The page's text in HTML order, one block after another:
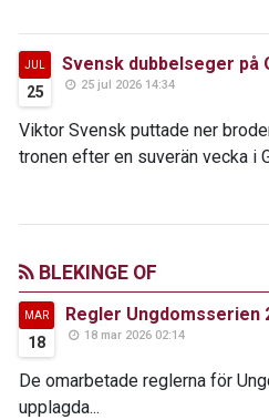
JUL
25
Svensk dubbelseger på
25 jul 2026 14:34
Viktor Svensk puttade ner
tronen efter en suverän vecka i
BLEKINGE OF
MAR
18
Regler Ungdomsserien
18 mar 2026 02:14
De omarbetade reglerna för
upplagda...